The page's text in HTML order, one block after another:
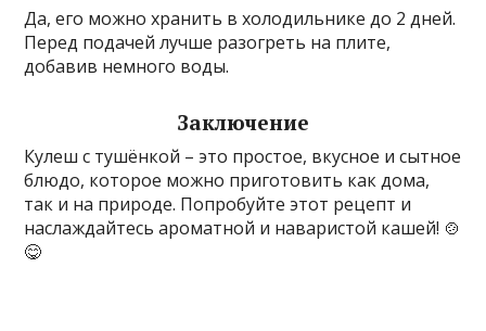
Да, его можно хранить в холодильнике до 2 дней.
Перед подачей лучше разогреть на плите,
добавив немного воды.
Заключение
Кулеш с тушёнкой – это простое, вкусное и сытное
блюдо, которое можно приготовить как дома,
так и на природе. Попробуйте этот рецепт и
наслаждайтесь ароматной и наваристой кашей! 🍲
😋